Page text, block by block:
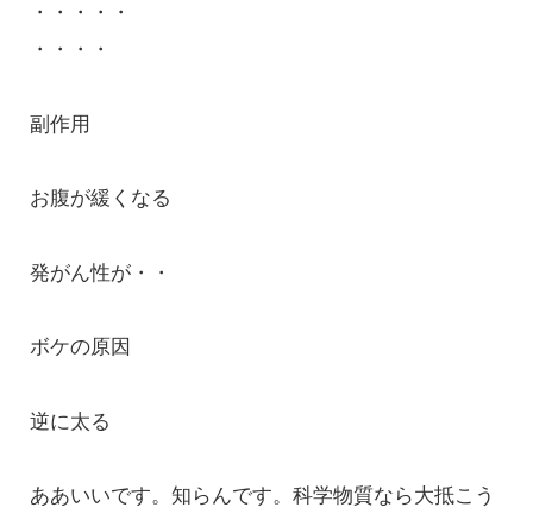
・・・・・
・・・・
副作用
お腹が緩くなる
発がん性が・・
ボケの原因
逆に太る
ああいいです。知らんです。科学物質なら大抵こう